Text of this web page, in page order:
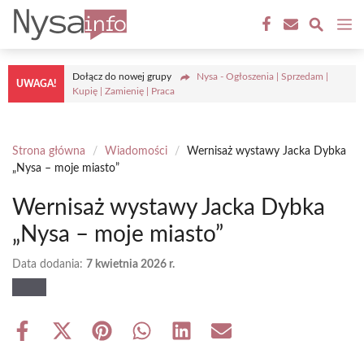
Przejdź
treści
UWAGA!
Dołącz do nowej grupy
Nysa - Ogłoszenia | Sprzedam |
Kupię | Zamienię | Praca
Strona główna / Wiadomości /
Wernisaż wystawy Jacka Dybka
„Nysa – moje miasto”
Wernisaż wystawy Jacka Dybka
„Nysa – moje miasto”
Data dodania: 7 kwietnia 2026 r.
Share
Share Share Share Share Share